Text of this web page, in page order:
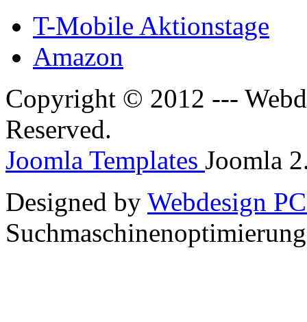
T-Mobile Aktionstage
Amazon
Copyright © 2012 ---
Reserved.
Joomla Templates Joomla
Designed by Webdesign